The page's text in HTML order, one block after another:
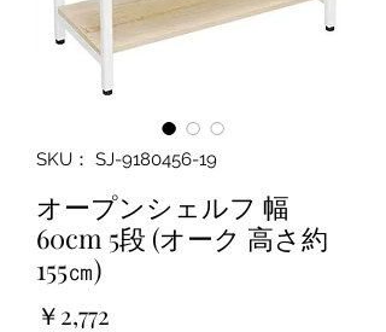
SKU： SJ-9180456-19
オープンシェルフ 幅
60cm 5段 (オーク 高さ約
155㎝)
￥2,772